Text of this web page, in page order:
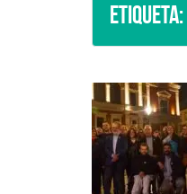
Etiqueta: